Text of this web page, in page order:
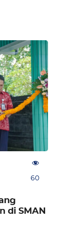
60
di SMAN